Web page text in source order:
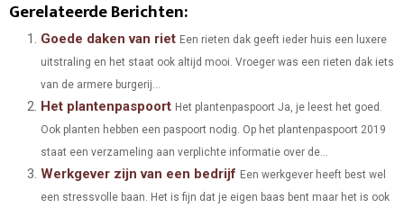
R
O
T
W
T
E
R
O
C
E
O
O
K
R
O
T
R
S
A
R
O
N
K
D
N
R
O
I
Gerelateerde Berichten:
Goede daken van riet Een rieten dak geeft ieder huis een luxere
uitstraling en het staat ook altijd mooi. Vroeger was een rieten dak iets
van de armere burgerij...
Het plantenpaspoort Het plantenpaspoort Ja, je leest het goed.
Ook planten hebben een paspoort nodig. Op het plantenpaspoort 2019
staat een verzameling aan verplichte informatie over de...
Werkgever zijn van een bedrijf Een werkgever heeft best wel
een stressvolle baan. Het is fijn dat je eigen baas bent maar het is ook